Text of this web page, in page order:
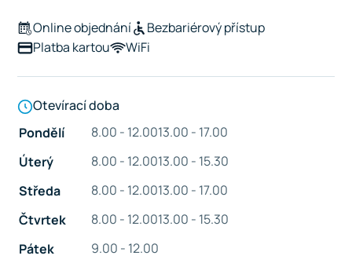
Online objednání
Bezbariérový přístup
Platba kartou
WiFi
Otevírací doba
Pondělí
8.00 - 12.0013.00 - 17.00
Úterý
8.00 - 12.0013.00 - 15.30
Středa
8.00 - 12.0013.00 - 17.00
Čtvrtek
8.00 - 12.0013.00 - 15.30
Pátek
9.00 - 12.00